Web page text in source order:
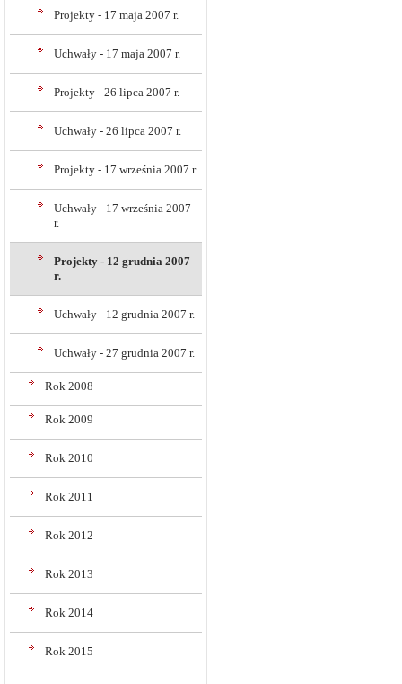
Projekty - 17 maja 2007 r.
Uchwały - 17 maja 2007 r.
Projekty - 26 lipca 2007 r.
Uchwały - 26 lipca 2007 r.
Projekty - 17 września 2007 r.
Uchwały - 17 września 2007
r.
Projekty - 12 grudnia 2007
r.
Uchwały - 12 grudnia 2007 r.
Uchwały - 27 grudnia 2007 r.
Rok 2008
Rok 2009
Rok 2010
Rok 2011
Rok 2012
Rok 2013
Rok 2014
Rok 2015